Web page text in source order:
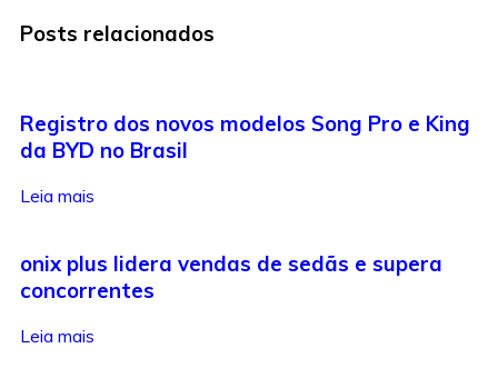
Posts relacionados
Registro dos novos modelos Song Pro e King
da BYD no Brasil
Leia mais
onix plus lidera vendas de sedãs e supera
concorrentes
Leia mais